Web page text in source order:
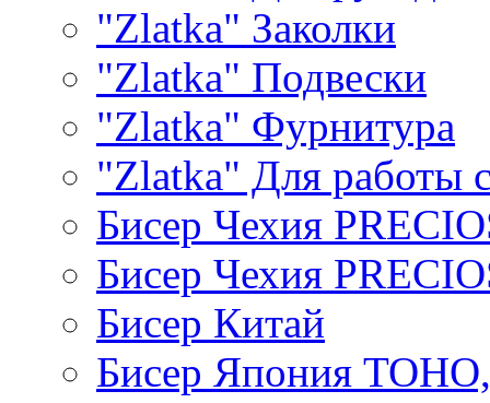
"Zlatka" Заколки
"Zlatka" Подвески
"Zlatka" Фурнитура
"Zlatka" Для работы
Бисер Чехия
Бисер Чехия
Бисер Китай
Бисер Япония